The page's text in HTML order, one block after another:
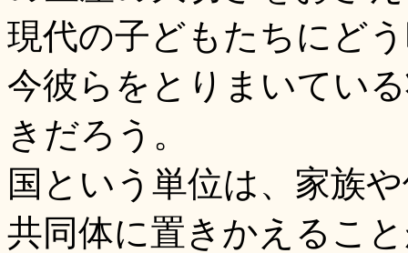
現代の子どもたちにど
今彼らをとりまいてい
きだろう。
国という単位は、家族
共同体に置きかえるこ